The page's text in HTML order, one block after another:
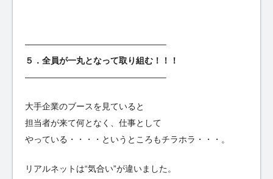
————————————————–
５．全員が一丸となって取り組む！！！
————————————————–
大手企業のブースを見ていると
担当者が来て何となく、仕事として
やっている・・・・というところもチラホラ・・・。
リアルネットは“気合い”が違いました。